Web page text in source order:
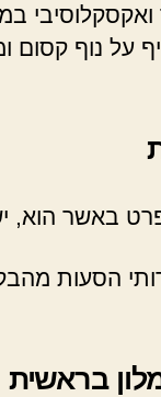
על נוף קסום
פרט באשר
הסעות
בראשית